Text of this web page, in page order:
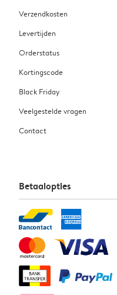
Verzendkosten
Levertijden
Orderstatus
Kortingscode
Black Friday
Veelgestelde vragen
Contact
Betaalopties